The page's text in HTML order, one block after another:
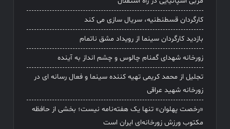
کارگردان قسطنطنیه، سریال سازی می کند
بازدید کارگردان سینما از رویداد مشق ناتمام
زورخانه شهدای گمنام چالوس و چشم انداز به آینده
تجلیل از محمد کریمی تهیه کننده سینما و فعال رسانه ای در
زورخانه شهید عراقی
«رخصت پهلوان» تنها یک هفته‌نامه نیست؛ بخشی از حافظه
مکتوب ورزش زورخانه‌ای ایران است